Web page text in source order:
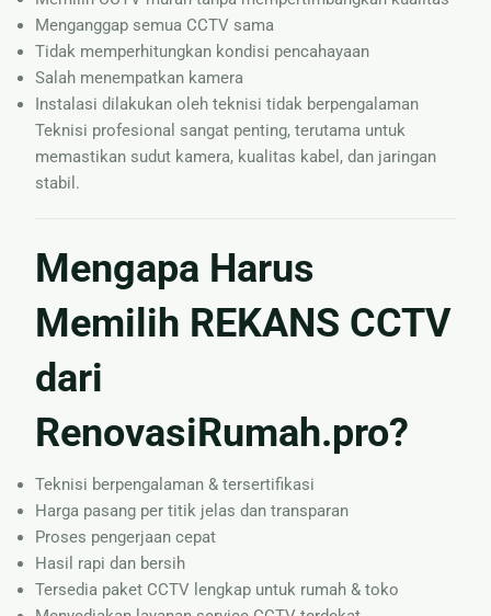
Menganggap semua CCTV sama
Tidak memperhitungkan kondisi pencahayaan
Salah menempatkan kamera
Instalasi dilakukan oleh teknisi tidak berpengalaman
Teknisi profesional sangat penting, terutama untuk
memastikan sudut kamera, kualitas kabel, dan jaringan
stabil.
Mengapa Harus
Memilih REKANS CCTV
dari
RenovasiRumah.pro?
Teknisi berpengalaman & tersertifikasi
Harga pasang per titik jelas dan transparan
Proses pengerjaan cepat
Hasil rapi dan bersih
Tersedia paket CCTV lengkap untuk rumah & toko